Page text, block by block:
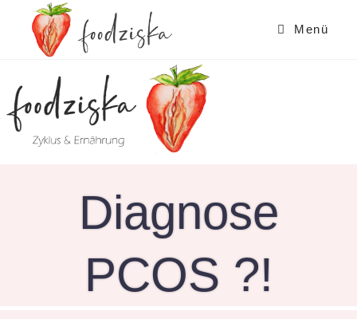
springen
Menü
Diagnose
PCOS ?!